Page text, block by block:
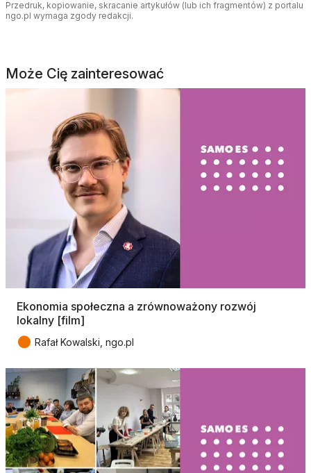
Przedruk, kopiowanie, skracanie artykułów (lub ich fragmentów) z portalu
ngo.pl wymaga zgody redakcji.
Może Cię zainteresować
Ekonomia społeczna a zrównoważony rozwój
lokalny [film]
● Rafał Kowalski, ngo.pl